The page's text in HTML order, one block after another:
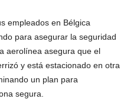
empleados en Bélgica
para asegurar la seguridad
aerolínea asegura que el
y está estacionado en otra
un plan para
segura.